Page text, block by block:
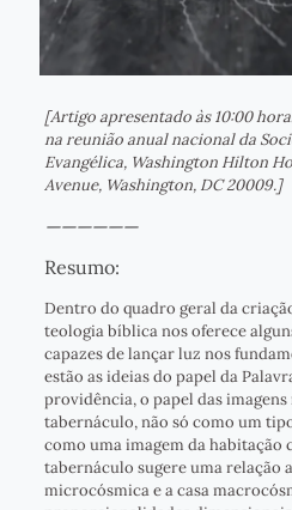
[Artigo apresentado às 10:00
na reunião anual nacional da
Evangélica, Washington Hilton
Avenue, Washington, DC 20009.]
——————
Resumo:
Dentro do quadro geral da
teologia bíblica nos oferece
capazes de lançar luz nos
estão as ideias do papel da
providência, o papel das
tabernáculo, não só como um
como uma imagem da habitação
tabernáculo sugere uma relação
microcósmica e a casa